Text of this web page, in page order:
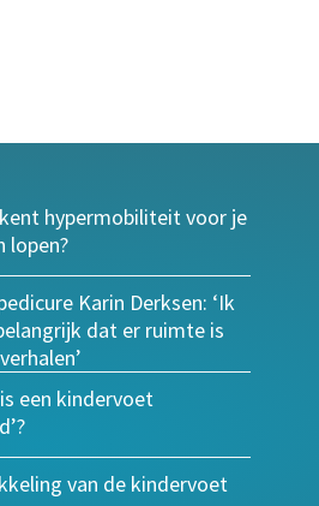
hypermobiliteit voor je
lopen?
Karin Derksen: ‘Ik
dat er ruimte is
een kindervoet
van de kindervoet